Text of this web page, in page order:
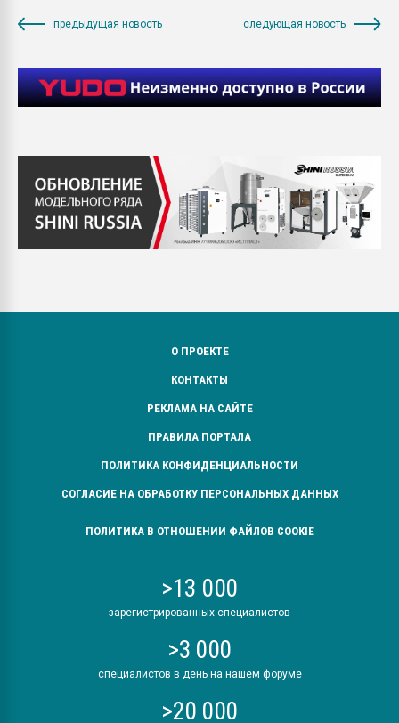
предыдущая новость следующая новость
О ПРОЕКТЕ
КОНТАКТЫ
РЕКЛАМА НА САЙТЕ
ПРАВИЛА ПОРТАЛА
ПОЛИТИКА КОНФИДЕНЦИАЛЬНОСТИ
СОГЛАСИЕ НА ОБРАБОТКУ ПЕРСОНАЛЬНЫХ ДАННЫХ
ПОЛИТИКА В ОТНОШЕНИИ ФАЙЛОВ COOKIE
>13 000
зарегистрированных специалистов
>3 000
специалистов в день на нашем форуме
>20 000